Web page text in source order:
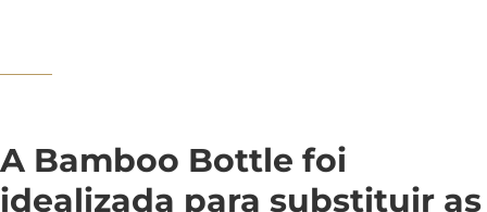
A Bamboo Bottle foi
idealizada para substituir as